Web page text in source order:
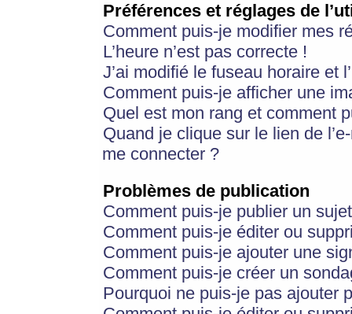
Préférences et réglages de
Comment puis-je modifier mes
L’heure n’est pas correcte !
J’ai modifié le fuseau horaire et
Comment puis-je afficher une
Quel est mon rang et comment
Quand je clique sur le lien de
me connecter ?
Problèmes de publication
Comment puis-je publier un
Comment puis-je éditer ou
Comment puis-je ajouter une
Comment puis-je créer un
Pourquoi ne puis-je pas ajouter